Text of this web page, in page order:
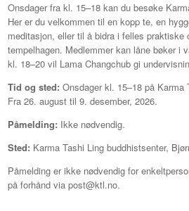
Onsdager fra kl. 15–18 kan du besøke
Her er du velkommen til en kopp te, en
meditasjon, eller til å bidra i felles praktiske
tempelhagen. Medlemmer kan låne bøker i
kl. 18–20 vil Lama Changchub gi
Tid og sted: Onsdager kl. 15–18 på Karma
Fra 26. august til 9. desember, 2026.
Påmelding: Ikke nødvendig.
Sted: Karma Tashi Ling buddhistsenter,
Påmelding er ikke nødvendig for
på forhånd via post@ktl.no.